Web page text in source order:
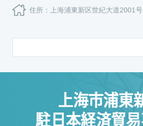
住所：上海浦東新区世紀大道2001号